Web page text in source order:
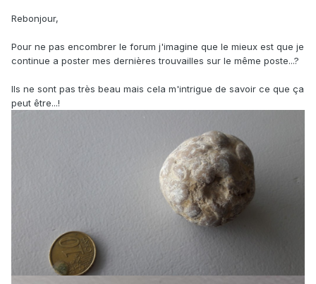
Rebonjour,
Pour ne pas encombrer le forum j'imagine que le mieux est que je
continue a poster mes dernières trouvailles sur le même poste...?
Ils ne sont pas très beau mais cela m'intrigue de savoir ce que ça
peut être...!